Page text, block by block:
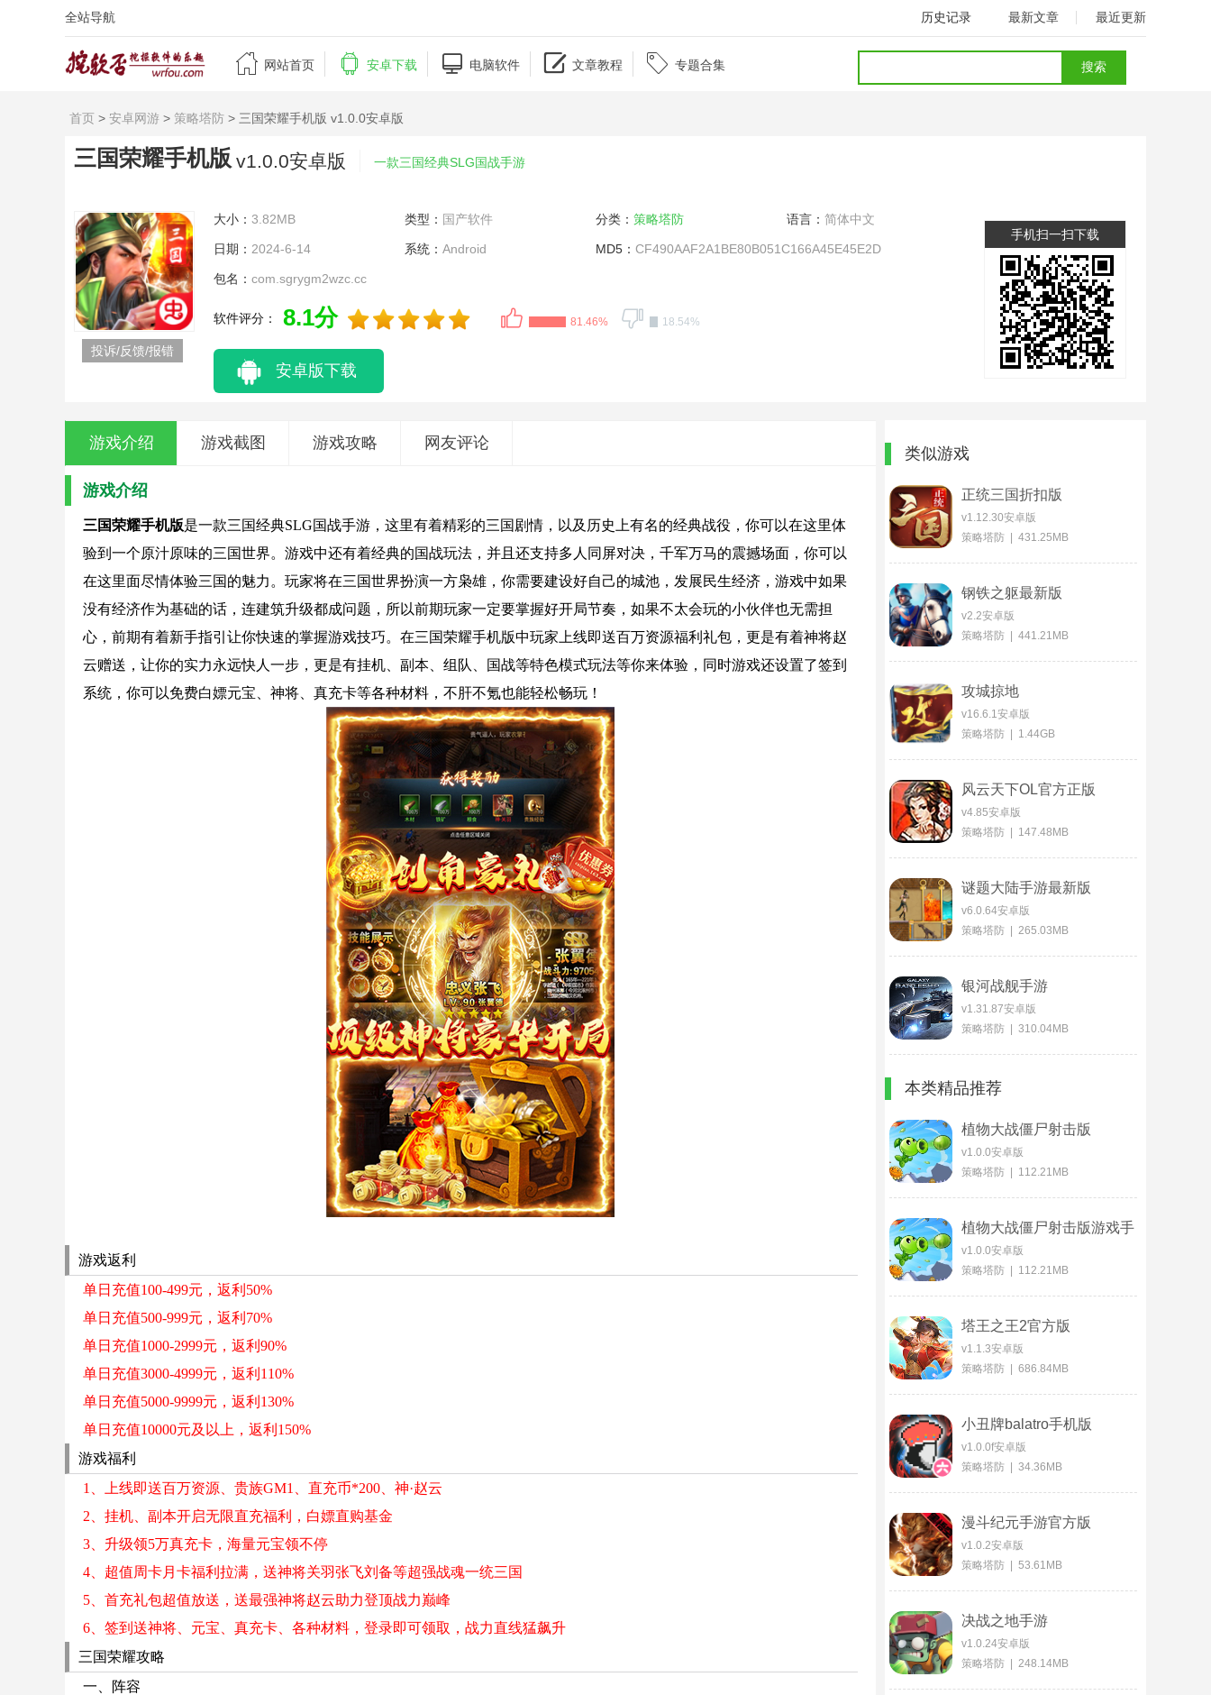
全站导航 历史记录 最新文章 最近更新
 网站首页  安卓下载  电脑软件  文章教程  专题合集
首页 > 安卓网游 > 策略塔防 > 三国荣耀手机版 v1.0.0安卓版
三国荣耀手机版 v1.0.0安卓版 一款三国经典SLG国战手游
投诉/反馈/报错
大小： 3.82MB 类型： 国产软件 分类： 策略塔防 语言： 简体中文
日期： 2024-6-14 系统： Android MD5： CF490AAF2A1BE80B051C166A45E45E2D
包名： com.sgrygm2wzc.cc
软件评分： 8.1分 81.46% 18.54%
安卓版下载
手机扫一扫下载
游戏介绍 游戏截图 游戏攻略 网友评论
游戏介绍
三国荣耀手机版是一款三国经典SLG国战手游，这里有着精彩的三国剧情，以及历史上有名的经典战役，你可以在这里体
验到一个原汁原味的三国世界。游戏中还有着经典的国战玩法，并且还支持多人同屏对决，千军万马的震撼场面，你可以
在这里面尽情体验三国的魅力。玩家将在三国世界扮演一方枭雄，你需要建设好自己的城池，发展民生经济，游戏中如果
没有经济作为基础的话，连建筑升级都成问题，所以前期玩家一定要掌握好开局节奏，如果不太会玩的小伙伴也无需担
心，前期有着新手指引让你快速的掌握游戏技巧。在三国荣耀手机版中玩家上线即送百万资源福利礼包，更是有着神将赵
云赠送，让你的实力永远快人一步，更是有挂机、副本、组队、国战等特色模式玩法等你来体验，同时游戏还设置了签到
系统，你可以免费白嫖元宝、神将、真充卡等各种材料，不肝不氪也能轻松畅玩！
游戏返利
单日充值100-499元，返利50%
单日充值500-999元，返利70%
单日充值1000-2999元，返利90%
单日充值3000-4999元，返利110%
单日充值5000-9999元，返利130%
单日充值10000元及以上，返利150%
游戏福利
1、上线即送百万资源、贵族GM1、直充币*200、神·赵云
2、挂机、副本开启无限直充福利，白嫖直购基金
3、升级领5万真充卡，海量元宝领不停
4、超值周卡月卡福利拉满，送神将关羽张飞刘备等超强战魂一统三国
5、首充礼包超值放送，送最强神将赵云助力登顶战力巅峰
6、签到送神将、元宝、真充卡、各种材料，登录即可领取，战力直线猛飙升
三国荣耀攻略
一、阵容
类似游戏
正统三国折扣版
v1.12.30安卓版
策略塔防 | 431.25MB
钢铁之躯最新版
v2.2安卓版
策略塔防 | 441.21MB
攻城掠地
v16.6.1安卓版
策略塔防 | 1.44GB
风云天下OL官方正版
v4.85安卓版
策略塔防 | 147.48MB
谜题大陆手游最新版
v6.0.64安卓版
策略塔防 | 265.03MB
银河战舰手游
v1.31.87安卓版
策略塔防 | 310.04MB
本类精品推荐
植物大战僵尸射击版
v1.0.0安卓版
策略塔防 | 112.21MB
植物大战僵尸射击版游戏手
机版
v1.0.0安卓版
策略塔防 | 112.21MB
塔王之王2官方版
v1.1.3安卓版
策略塔防 | 686.84MB
小丑牌balatro手机版
v1.0.0f安卓版
策略塔防 | 34.36MB
漫斗纪元手游官方版
v1.0.2安卓版
策略塔防 | 53.61MB
决战之地手游
v1.0.24安卓版
策略塔防 | 248.14MB